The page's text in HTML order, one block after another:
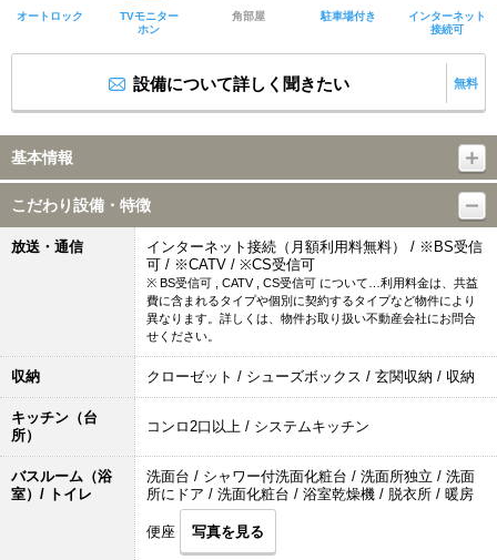
オートロック
TVモニター
ホン
角部屋 駐車場付き
インターネット
接続可
設備について詳しく聞きたい 無料
基本情報
こだわり設備・特徴
放送・通信
インターネット接続（月額利用料無料） / ※BS受信
可 / ※CATV / ※CS受信可
※ BS受信可 , CATV , CS受信可 について…利用料金は、共益
費に含まれるタイプや個別に契約するタイプなど物件により
異なります。詳しくは、物件お取り扱い不動産会社にお問合
せください。
収納 クローゼット / シューズボックス / 玄関収納 / 収納
キッチン（台
所）
コンロ2口以上 / システムキッチン
バスルーム（浴
室）/ トイレ
洗面台 / シャワー付洗面化粧台 / 洗面所独立 / 洗面
所にドア / 洗面化粧台 / 浴室乾燥機 / 脱衣所 / 暖房
便座 写真を見る